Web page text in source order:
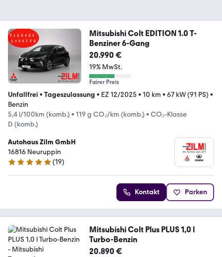
Mitsubishi Colt EDITION 1.0 T-
Benziner 6-Gang
20.990 €
19% MwSt.
Fairer Preis
Unfallfrei • Tageszulassung • EZ 12/2025 • 10 km • 67 kW (91 PS) •
Benzin
5,4 l/100km (komb.) • 119 g CO₂/km (komb.) • CO₂-Klasse
D (komb.)
Autohaus Zilm GmbH
16816 Neuruppin
4.9 Sterne
(19)
Kontakt Parken
Mitsubishi Colt Plus PLUS 1,0 l
Turbo-Benzin
20.890 €